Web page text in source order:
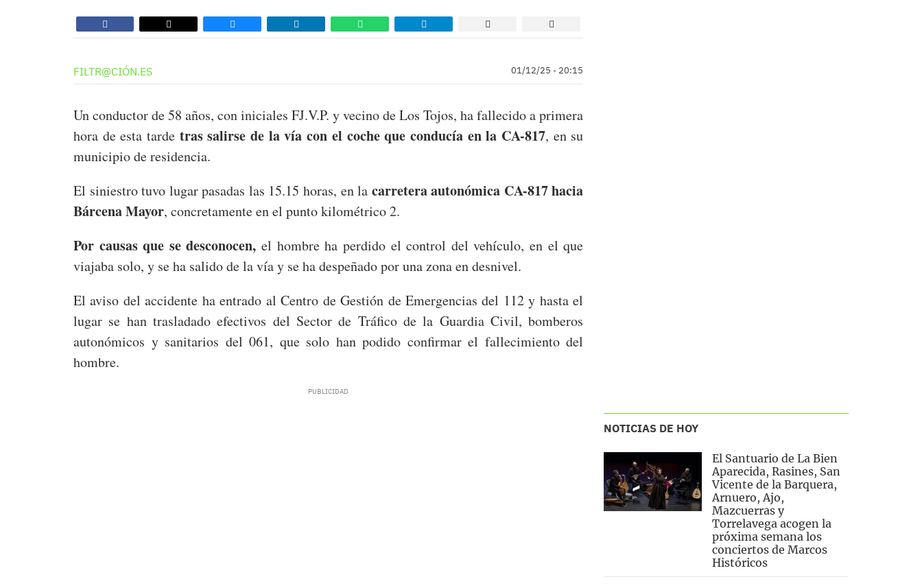
FILTR@CIÓN.ES 01/12/25 - 20:15
Un conductor de 58 años, con iniciales FJ.V.P. y vecino de Los Tojos, ha fallecido a primera
hora de esta tarde tras salirse de la vía con el coche que conducía en la CA-817, en su
municipio de residencia.
El siniestro tuvo lugar pasadas las 15.15 horas, en la carretera autonómica CA-817 hacia
Bárcena Mayor, concretamente en el punto kilométrico 2.
Por causas que se desconocen, el hombre ha perdido el control del vehículo, en el que
viajaba solo, y se ha salido de la vía y se ha despeñado por una zona en desnivel.
El aviso del accidente ha entrado al Centro de Gestión de Emergencias del 112 y hasta el
lugar se han trasladado efectivos del Sector de Tráfico de la Guardia Civil, bomberos
autonómicos y sanitarios del 061, que solo han podido confirmar el fallecimiento del
hombre.
NOTICIAS DE HOY
El Santuario de La Bien
Aparecida, Rasines, San
Vicente de la Barquera,
Arnuero, Ajo,
Mazcuerras y
Torrelavega acogen la
próxima semana los
conciertos de Marcos
Históricos